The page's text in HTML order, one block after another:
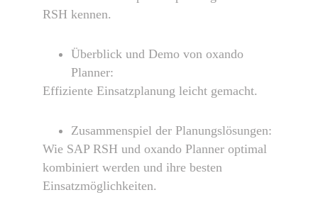
RSH kennen.
Überblick und Demo von oxando
Planner:
Effiziente Einsatzplanung leicht gemacht.
Zusammenspiel der Planungslösungen:
Wie SAP RSH und oxando Planner optimal
kombiniert werden und ihre besten
Einsatzmöglichkeiten.